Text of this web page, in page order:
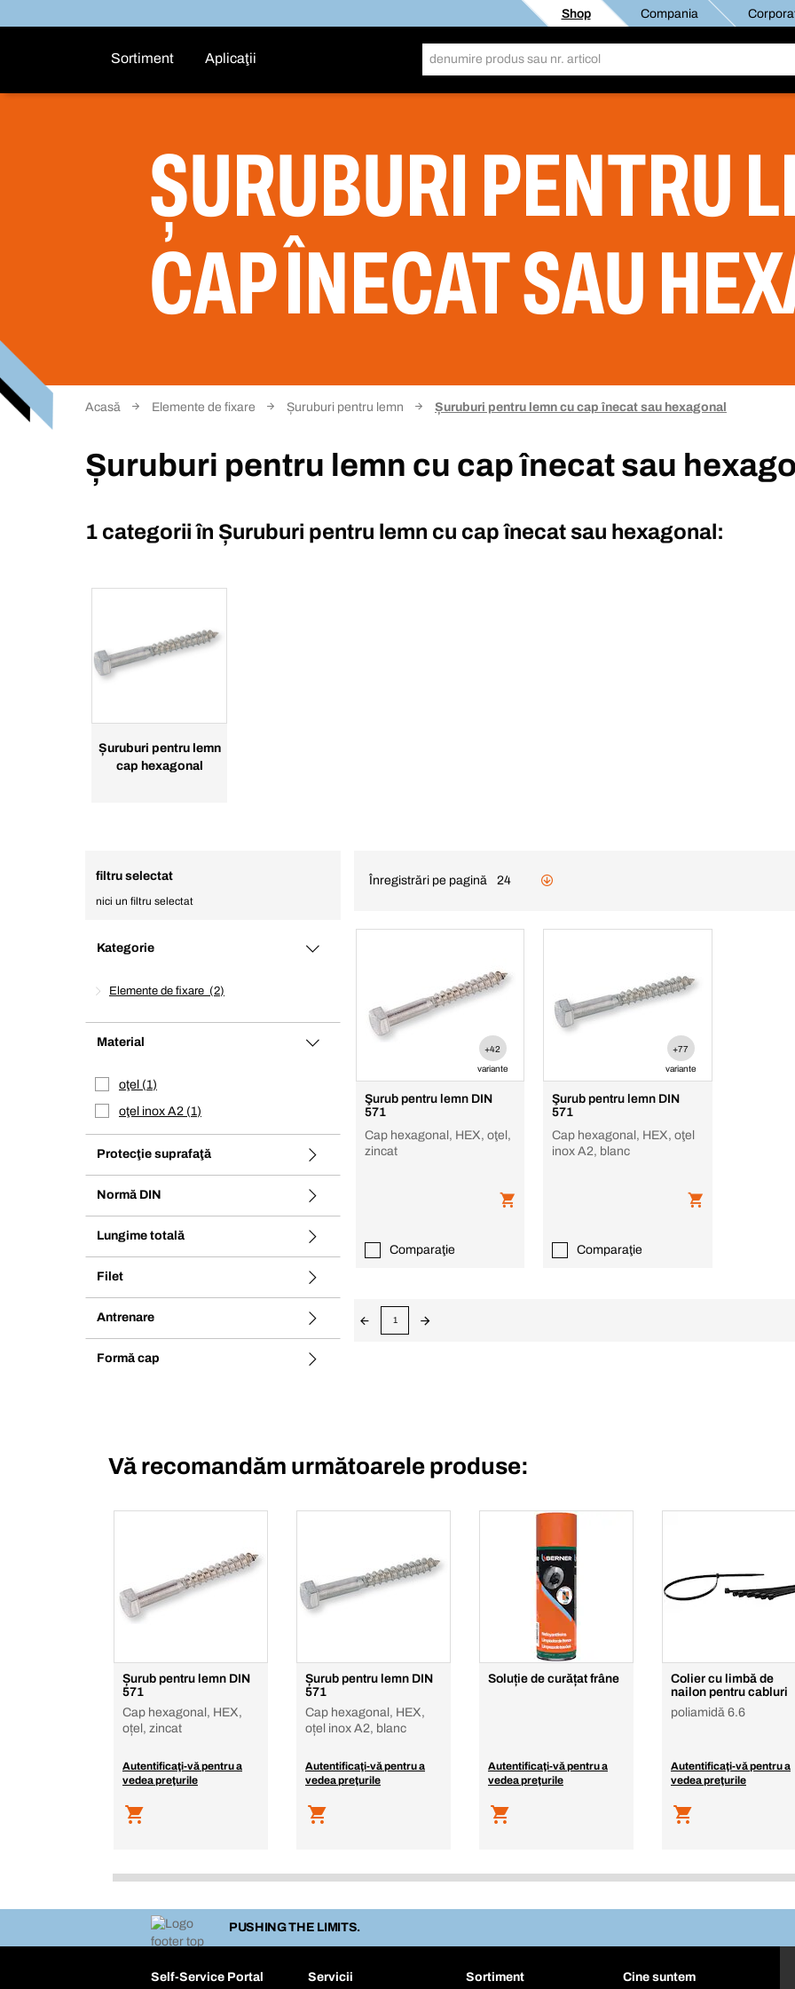
Shop Compania
Sortiment Aplicaţii
ȘURUBURI PENTRU
CAP ÎNECAT SAU
Acasă Elemente de fixare Șuruburi pentru lemn Șuruburi pentru lemn cu cap înecat sau hexagonal
Șuruburi pentru lemn cu cap înecat sau
1 categorii în Șuruburi pentru lemn cu cap înecat sau hexagonal:
Șuruburi pentru lemn
cap hexagonal
filtru selectat
nici un filtru selectat
Kategorie
Elemente de fixare 2
Material
oţel
1
oţel inox A2 1
Protecţie suprafaţă
Normă DIN
Lungime totală
Filet
Antrenare
Formă cap
Înregistrări pe pagină 24
+42
variante
Şurub pentru lemn DIN
571
Cap hexagonal, HEX, oţel,
zincat
Comparaţie
+77
variante
Şurub pentru lemn DIN
571
Cap hexagonal, HEX, oţel
inox A2, blanc
Comparaţie
1
Vă recomandăm următoarele produse:
Șurub pentru lemn DIN
571
Cap hexagonal, HEX,
oțel, zincat
Autentificaţi-vă pentru a
vedea preţurile
Șurub pentru lemn DIN
571
Cap hexagonal, HEX,
oțel inox A2, blanc
Autentificaţi-vă pentru a
vedea preţurile
Soluție de curățat frâne
Autentificaţi-vă pentru a
vedea preţurile
Colier cu limbă de
nailon pentru cabluri
poliamidă 6.6
Autentificaţi-vă pentru a
vedea preţurile
PUSHING THE LIMITS.
Self-Service Portal Servicii Sortiment Cine suntem